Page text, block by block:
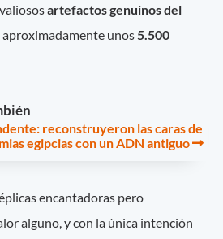
artefactos genuinos del
aproximadamente unos 5.500
reconstruyeron las caras de
egipcias con un ADN antiguo
encantadoras pero
alguno, y con la única intención